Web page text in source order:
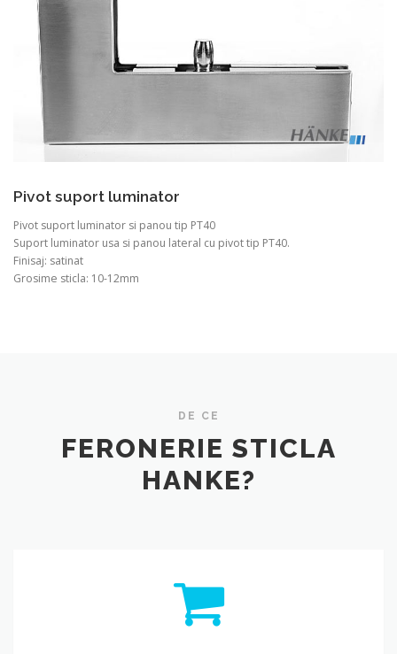
Pivot suport luminator
Pivot suport luminator si panou tip PT40
Suport luminator usa si panou lateral cu pivot tip PT40.
Finisaj: satinat
Grosime sticla: 10-12mm
DE CE
FERONERIE STICLA
HANKE?